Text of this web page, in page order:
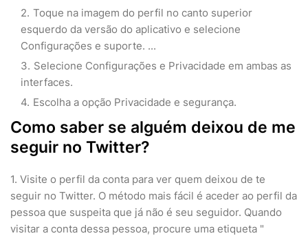
Toque na imagem do perfil no canto superior
esquerdo da versão do aplicativo e selecione
Configurações e suporte. ...
Selecione Configurações e Privacidade em ambas as
interfaces.
Escolha a opção Privacidade e segurança.
Como saber se alguém deixou de me
seguir no Twitter?
1. Visite o perfil da conta para ver quem deixou de te
seguir no Twitter. O método mais fácil é aceder ao perfil da
pessoa que suspeita que já não é seu seguidor. Quando
visitar a conta dessa pessoa, procure uma etiqueta "